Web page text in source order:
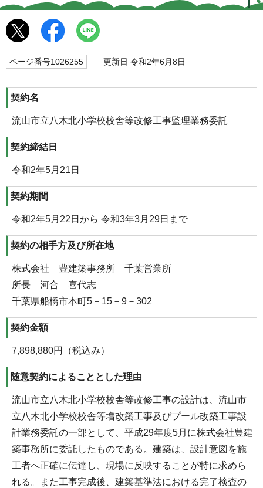
ページ番号1026255 更新日 令和2年6月8日
契約名
流山市立八木北小学校校舎等改修工事監理業務委託
契約締結日
令和2年5月21日
契約期間
令和2年5月22日から 令和3年3月29日まで
契約の相手方及び所在地
株式会社 豊建築事務所 千葉営業所
所長 河合 喜代志
千葉県船橋市本町5－15－9－302
契約金額
7,898,880円（税込み）
随意契約によることとした理由
流山市立八木北小学校校舎等改修工事の設計は、流山市
立八木北小学校校舎等増改築工事及びプール改築工事設
計業務委託の一部として、平成29年度5月に株式会社豊建
築事務所に委託したものである。建築は、設計意図を施
工者へ正確に伝達し、現場に反映することが特に求めら
れる。また工事完成後、建築基準法における完了検査の